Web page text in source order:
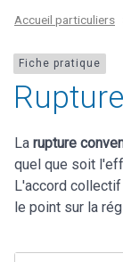
Accueil particuliers
Fiche pratique
La rupture
quel que soit
L'accord
le point sur la